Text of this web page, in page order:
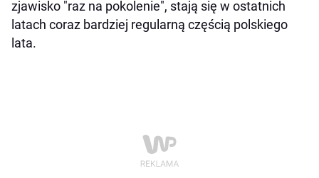
zjawisko "raz na pokolenie", stają się w ostatnich
latach coraz bardziej regularną częścią polskiego
lata.